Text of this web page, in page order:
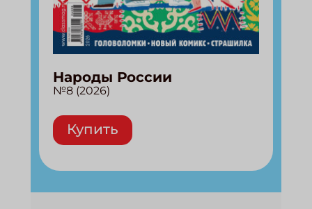
Народы России
№8 (2026)
Купить